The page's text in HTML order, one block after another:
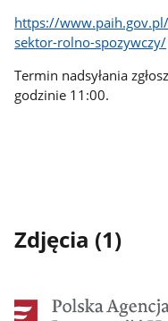
https://
sektor-rolno-spozywczy/
Termin nadsyłania
godzinie 11:00.
Zdjęcia (1)